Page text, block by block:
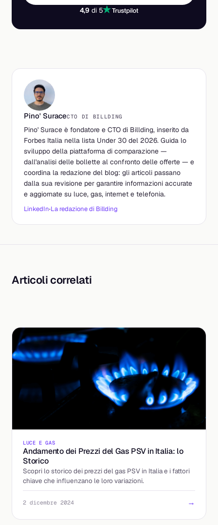
4,9 di 5
Pino' SuraceCTO DI BILLDING
Pino' Surace è fondatore e CTO di Billding, inserito da
Forbes Italia nella lista Under 30 del 2026. Guida lo
sviluppo della piattaforma di comparazione —
dall'analisi delle bollette al confronto delle offerte — e
coordina la redazione del blog: gli articoli passano
dalla sua revisione per garantire informazioni accurate
e aggiornate su luce, gas, internet e telefonia.
LinkedIn·La redazione di Billding
Articoli correlati
LUCE E GAS
Andamento dei Prezzi del Gas PSV in Italia: lo
Storico
Scopri lo storico dei prezzi del gas PSV in Italia e i fattori
chiave che influenzano le loro variazioni.
2 dicembre 2024 →